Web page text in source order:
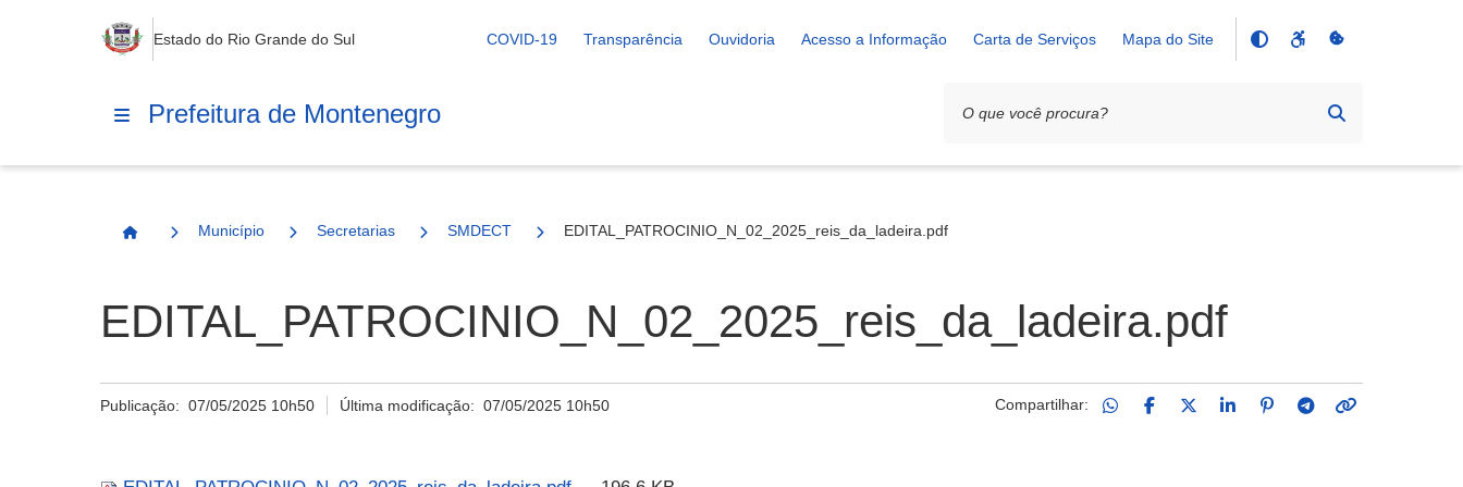
Estado do Rio Grande do Sul COVID-19 Transparência Ouvidoria Acesso a Informação Carta de Serviços Mapa do Site
Prefeitura de Montenegro
Página Inicial
Município Secretarias SMDECT EDITAL_PATROCINIO_N_02_2025_reis_da_ladeira.pdf
EDITAL_PATROCINIO_N_02_2025_reis_da_ladeira.pdf
Publicação: 07/05/2025 10h50 Última modificação:07/05/2025 10h50 Compartilhar: